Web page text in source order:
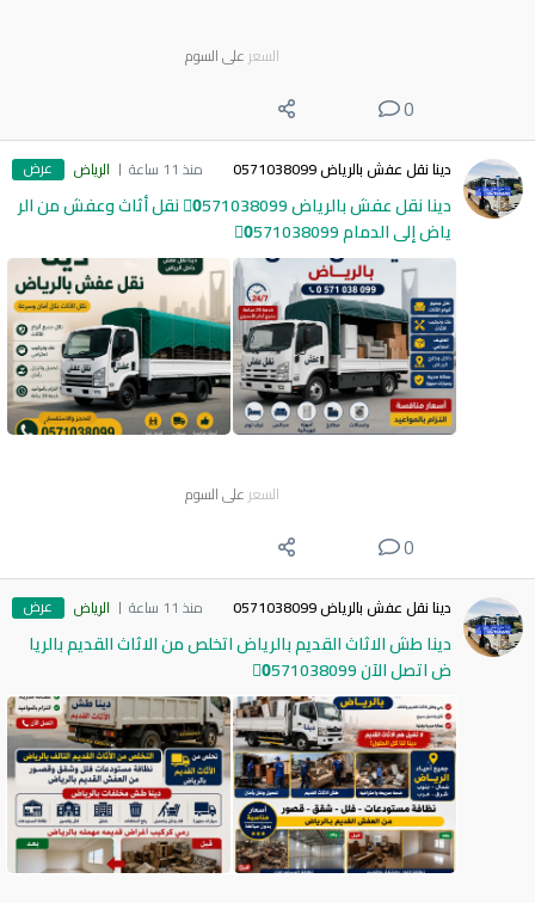
السعر على السوم
0
دينا نقل عفش بالرياض 0571038099 منذ 11 ساعة الرياض عرض
دينا نقل عفش بالرياض 0َ571038099 نقل أثاث وعفش من الر
ياض إلى الدمام 0َ571038099
السعر على السوم
0
دينا نقل عفش بالرياض 0571038099 منذ 11 ساعة الرياض عرض
دينا طش الاثاث القديم بالرياض اتخلص من الاثاث القديم بالريا
ض اتصل الآن 0َ571038099